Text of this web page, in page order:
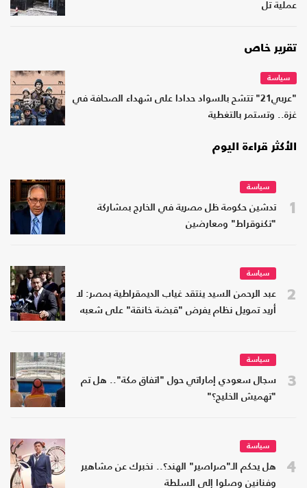
عملية تل
تقرير خاص
سياسة
"عربي21" تتشح بالسواد حدادا على شهداء الصحافة في
غزة.. وتستمر بالتغطية
الأكثر قراءة اليوم
1
سياسة
تدشين حكومة ظل مصرية في الخارج بمشاركة
"تكنوقراط" ومعارضين
2
سياسة
عبد الرحمن السيد ينتقد غياب الديمقراطية بمصر: لا
أريد تمويل نظام يفرض "قبضة خانقة" على شعبه
3
سياسة
سجال سعودي إماراتي حول "اتفاق مكة".. هل تم
"تهميش الخليج؟"
4
سياسة
هل يحكم الـ"صراصير" الهند؟.. نخبرك عن مشاهير
وفنانين وصلوا إلى السلطة